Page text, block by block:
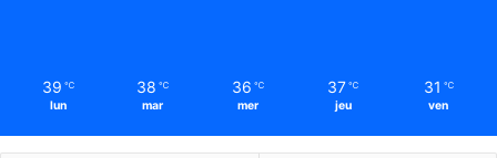
39 ℃
lun
38 ℃
mar
36 ℃
mer
37 ℃
jeu
31 ℃
ven